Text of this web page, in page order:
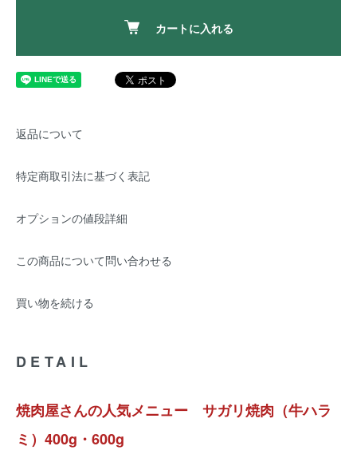
カートに入れる
返品について
特定商取引法に基づく表記
オプションの値段詳細
この商品について問い合わせる
買い物を続ける
DETAIL
焼肉屋さんの人気メニュー サガリ焼肉（牛ハラ
ミ）400g・600g